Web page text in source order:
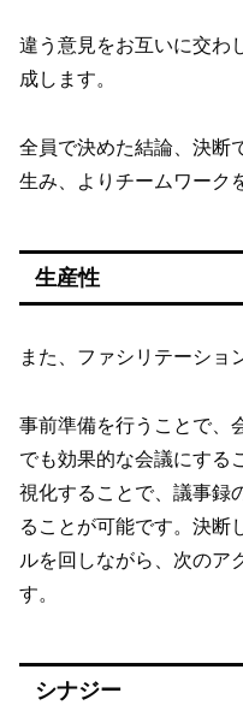
違う意見をお互いに交わ
成します。
全員で決めた結論、決断
生み、よりチームワーク
生産性
また、ファシリテーショ
事前準備を行うことで、
でも効果的な会議にする
視化することで、議事録
ることが可能です。決断
ルを回しながら、次のア
す。
シナジー